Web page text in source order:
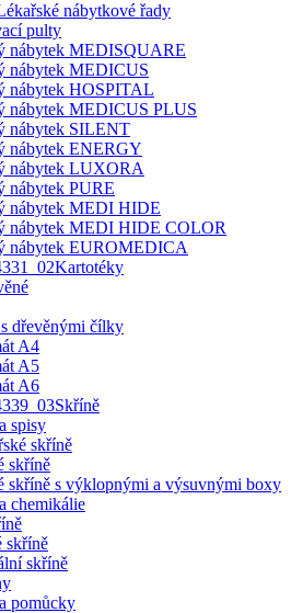
nábytkové řady
pulty
nábytek MEDISQUARE
nábytek MEDICUS
nábytek HOSPITAL
nábytek MEDICUS PLUS
nábytek SILENT
nábytek ENERGY
nábytek LUXORA
nábytek PURE
nábytek MEDI HIDE
nábytek MEDI HIDE COLOR
nábytek EUROMEDICA
Kartotéky
dřevěnými čílky
A4
A5
A6
Skříně
spisy
skříně
skříně
skříně s výklopnými a výsuvnými boxy
chemikálie
skříně
skříně
pomůcky